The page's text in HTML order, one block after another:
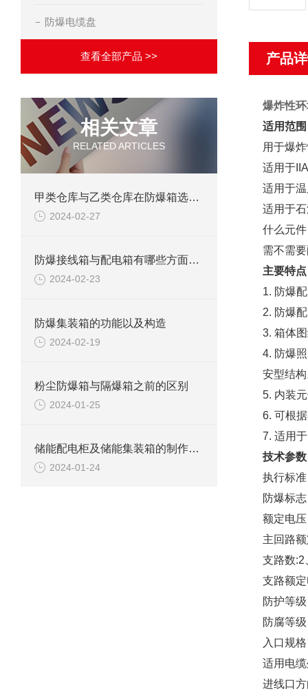
防爆电缆盘
查看全部产品 >>
相关文章
RELATED ARTICLES
甲类仓库与乙类仓库在防爆箱选择方面有什么区别
2024-02-27
防爆接线箱与配电箱有哪些方面区别
2024-02-23
防爆集装箱的功能以及构造
2024-02-19
粉尘防爆箱与隔爆箱之前的区别
2024-01-25
储能配电柜及储能集装箱的制作方法
2024-01-24
产品
爆炸性
适用范
用于爆
适用于
适用于
适用于
什么元
需不需
主要特
1. 防爆
2. 防爆
3. 箱体
4. 防爆
安型结
5. 内装
6. 可根
7. 适用
技术参
执行标
防爆标
额定电
主回路
支路数:2
支路额
防护等
防腐等
入口规
适用电
进线口